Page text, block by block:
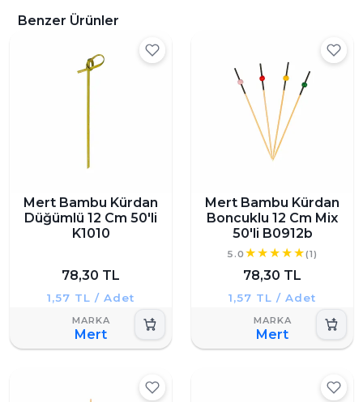
Benzer Ürünler
Mert Bambu Kürdan
Düğümlü 12 Cm 50'li
K1010
78,30 TL
1,57 TL / Adet
Mert
Mert Bambu Kürdan
Boncuklu 12 Cm Mix
50'li B0912b
5.0 (1)
78,30 TL
1,57 TL / Adet
Mert